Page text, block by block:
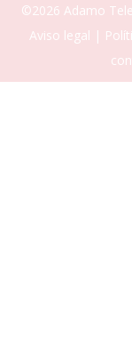
©2026 Adamo
Aviso legal |